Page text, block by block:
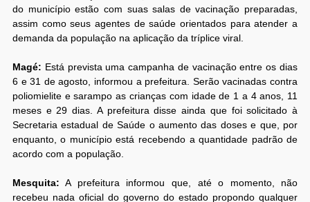
do município estão com suas salas de vacinação preparadas,
assim como seus agentes de saúde orientados para atender a
demanda da população na aplicação da tríplice viral.
Magé: Está prevista uma campanha de vacinação entre os dias
6 e 31 de agosto, informou a prefeitura. Serão vacinadas contra
poliomielite e sarampo as crianças com idade de 1 a 4 anos, 11
meses e 29 dias. A prefeitura disse ainda que foi solicitado à
Secretaria estadual de Saúde o aumento das doses e que, por
enquanto, o município está recebendo a quantidade padrão de
acordo com a população.
Mesquita: A prefeitura informou que, até o momento, não
recebeu nada oficial do governo do estado propondo qualquer